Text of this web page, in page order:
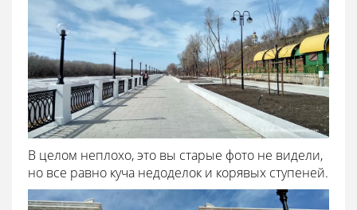
В целом неплохо, это вы старые фото не видели,
но все равно куча недоделок и корявых ступеней.